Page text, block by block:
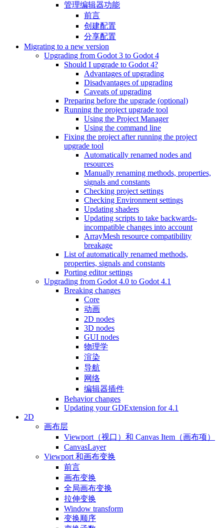
管理编辑器功能
前言
创建配置
分享配置
Migrating to a new version
Upgrading from Godot 3 to Godot 4
Should I upgrade to Godot 4?
Advantages of upgrading
Disadvantages of upgrading
Caveats of upgrading
Preparing before the upgrade (optional)
Running the project upgrade tool
Using the Project Manager
Using the command line
Fixing the project after running the project
upgrade tool
Automatically renamed nodes and
resources
Manually renaming methods, properties,
signals and constants
Checking project settings
Checking Environment settings
Updating shaders
Updating scripts to take backwards-
incompatible changes into account
ArrayMesh resource compatibility
breakage
List of automatically renamed methods,
properties, signals and constants
Porting editor settings
Upgrading from Godot 4.0 to Godot 4.1
Breaking changes
Core
动画
2D nodes
3D nodes
GUI nodes
物理学
渲染
导航
网络
编辑器插件
Behavior changes
Updating your GDExtension for 4.1
2D
画布层
Viewport（视口）和 Canvas Item（画布项）
CanvasLayer
Viewport 和画布变换
前言
画布变换
全局画布变换
拉伸变换
Window transform
变换顺序